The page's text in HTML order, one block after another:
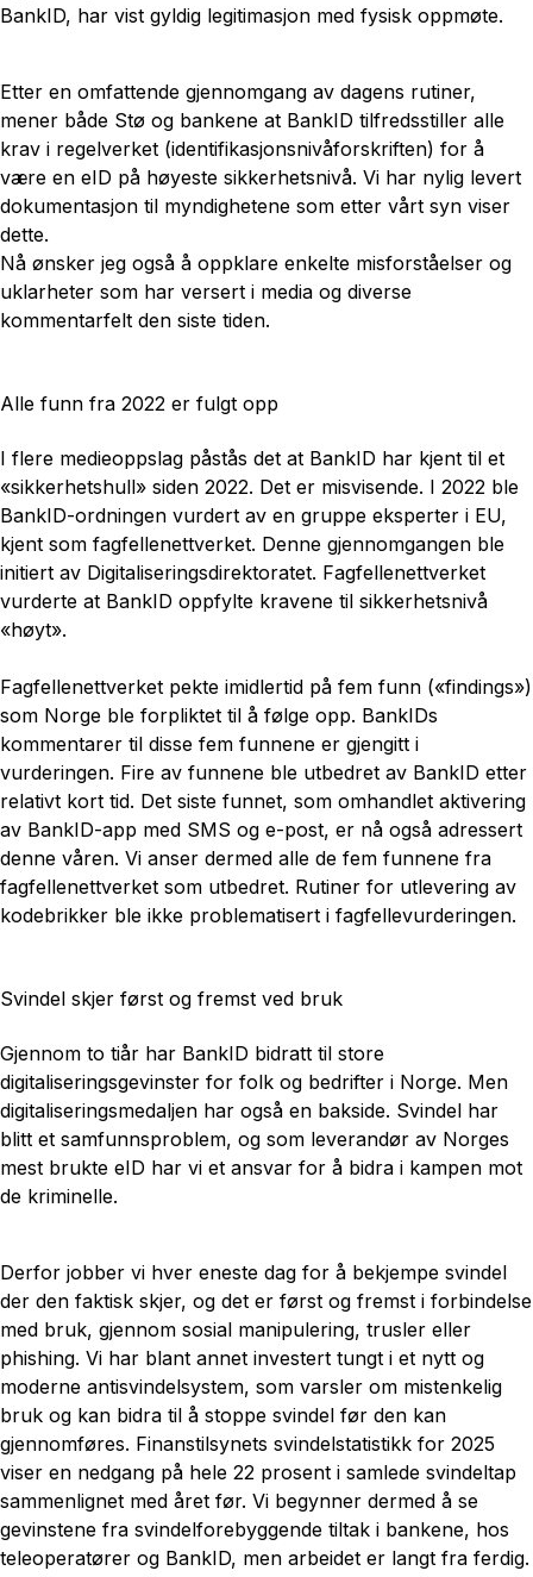
BankID, har vist gyldig legitimasjon med fysisk oppmøte.
Etter en omfattende gjennomgang av dagens rutiner,
mener både Stø og bankene at BankID tilfredsstiller alle
krav i regelverket (identifikasjonsnivåforskriften) for å
være en eID på høyeste sikkerhetsnivå. Vi har nylig levert
dokumentasjon til myndighetene som etter vårt syn viser
dette.
Nå ønsker jeg også å oppklare enkelte misforståelser og
uklarheter som har versert i media og diverse
kommentarfelt den siste tiden.
Alle funn fra 2022 er fulgt opp
I flere medieoppslag påstås det at BankID har kjent til et
«sikkerhetshull» siden 2022. Det er misvisende. I 2022 ble
BankID-ordningen vurdert av en gruppe eksperter i EU,
kjent som fagfellenettverket. Denne gjennomgangen ble
initiert av Digitaliseringsdirektoratet. Fagfellenettverket
vurderte at BankID oppfylte kravene til sikkerhetsnivå
«høyt».
Fagfellenettverket pekte imidlertid på fem funn («findings»)
som Norge ble forpliktet til å følge opp. BankIDs
kommentarer til disse fem funnene er gjengitt i
vurderingen. Fire av funnene ble utbedret av BankID etter
relativt kort tid. Det siste funnet, som omhandlet aktivering
av BankID-app med SMS og e-post, er nå også adressert
denne våren. Vi anser dermed alle de fem funnene fra
fagfellenettverket som utbedret. Rutiner for utlevering av
kodebrikker ble ikke problematisert i fagfellevurderingen.
Svindel skjer først og fremst ved bruk
Gjennom to tiår har BankID bidratt til store
digitaliseringsgevinster for folk og bedrifter i Norge. Men
digitaliseringsmedaljen har også en bakside. Svindel har
blitt et samfunnsproblem, og som leverandør av Norges
mest brukte eID har vi et ansvar for å bidra i kampen mot
de kriminelle.
Derfor jobber vi hver eneste dag for å bekjempe svindel
der den faktisk skjer, og det er først og fremst i forbindelse
med bruk, gjennom sosial manipulering, trusler eller
phishing. Vi har blant annet investert tungt i et nytt og
moderne antisvindelsystem, som varsler om mistenkelig
bruk og kan bidra til å stoppe svindel før den kan
gjennomføres. Finanstilsynets svindelstatistikk for 2025
viser en nedgang på hele 22 prosent i samlede svindeltap
sammenlignet med året før. Vi begynner dermed å se
gevinstene fra svindelforebyggende tiltak i bankene, hos
teleoperatører og BankID, men arbeidet er langt fra ferdig.